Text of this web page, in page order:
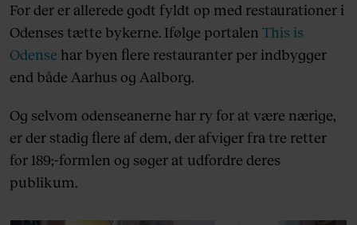
For der er allerede godt fyldt op med restaurationer i
Odenses tætte bykerne. Ifølge portalen This is
Odense har byen flere restauranter per indbygger
end både Aarhus og Aalborg.
Og selvom odenseanerne har ry for at være nærige,
er der stadig flere af dem, der afviger fra tre retter
for 189;-formlen og søger at udfordre deres
publikum.